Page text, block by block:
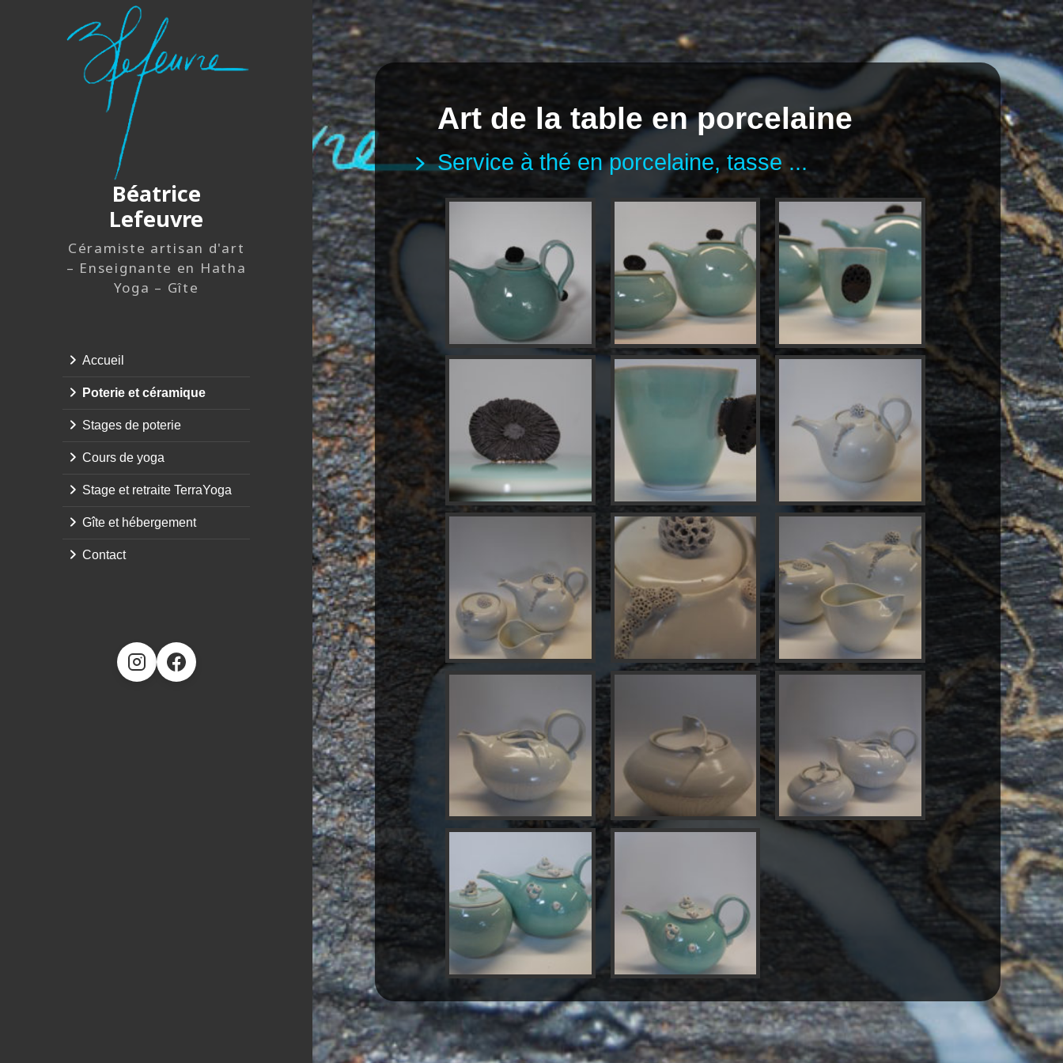
Béatrice
Lefeuvre
Céramiste artisan d'art
– Enseignante en Hatha
Yoga – Gîte
Accueil
Poterie et céramique
Stages de poterie
Cours de yoga
Stage et retraite TerraYoga
Gîte et hébergement
Contact
Art de la table en porcelaine
Service à thé en porcelaine, tasse ...